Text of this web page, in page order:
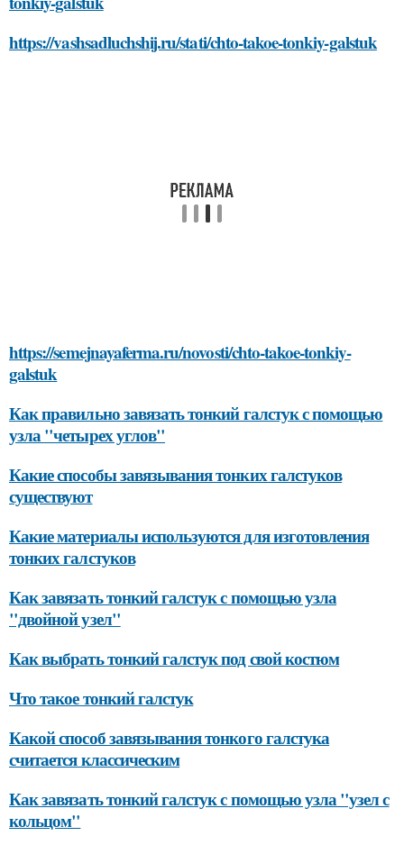
https://vashsadluchshij.ru/stati/chto-takoe-tonkiy-galstuk
https://semejnayaferma.ru/novosti/chto-takoe-tonkiy-
galstuk
Как правильно завязать тонкий галстук с помощью
узла "четырех углов"
Какие способы завязывания тонких галстуков
существуют
Какие материалы используются для изготовления
тонких галстуков
Как завязать тонкий галстук с помощью узла
"двойной узел"
Как выбрать тонкий галстук под свой костюм
Что такое тонкий галстук
Какой способ завязывания тонкого галстука
считается классическим
Как завязать тонкий галстук с помощью узла "узел с
кольцом"